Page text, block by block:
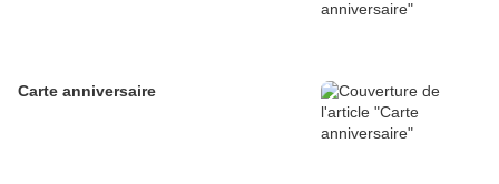
Carte anniversaire